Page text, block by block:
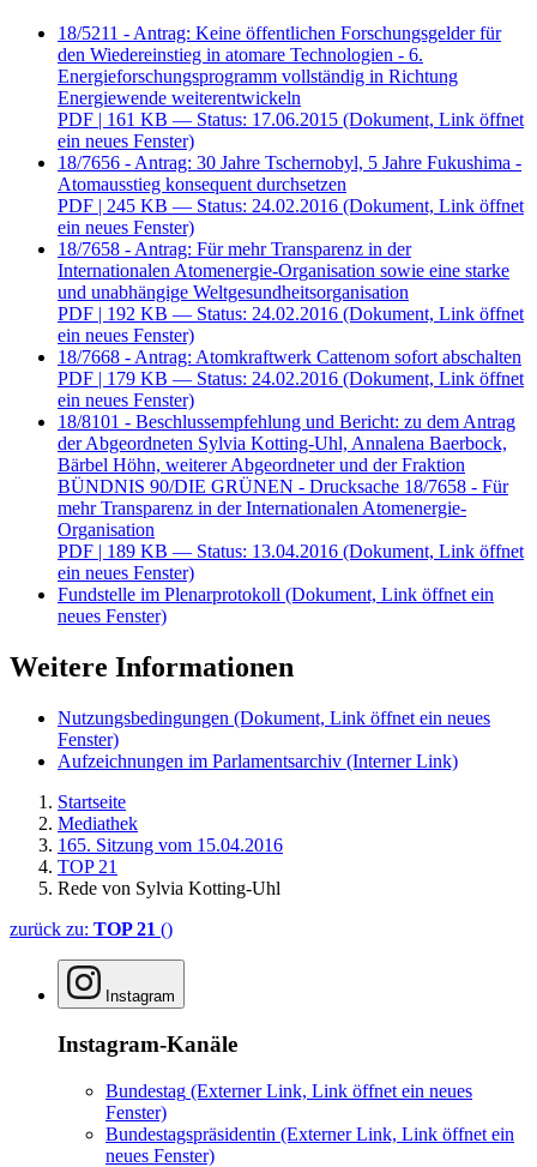
18/5211 - Antrag: Keine öffentlichen Forschungsgelder für
den Wiedereinstieg in atomare Technologien - 6.
Energieforschungsprogramm vollständig in Richtung
Energiewende weiterentwickeln
PDF | 161 KB — Status: 17.06.2015 (Dokument, Link öffnet
ein neues Fenster)
18/7656 - Antrag: 30 Jahre Tschernobyl, 5 Jahre Fukushima -
Atomausstieg konsequent durchsetzen
PDF | 245 KB — Status: 24.02.2016 (Dokument, Link öffnet
ein neues Fenster)
18/7658 - Antrag: Für mehr Transparenz in der
Internationalen Atomenergie-Organisation sowie eine starke
und unabhängige Weltgesundheitsorganisation
PDF | 192 KB — Status: 24.02.2016 (Dokument, Link öffnet
ein neues Fenster)
18/7668 - Antrag: Atomkraftwerk Cattenom sofort abschalten
PDF | 179 KB — Status: 24.02.2016 (Dokument, Link öffnet
ein neues Fenster)
18/8101 - Beschlussempfehlung und Bericht: zu dem Antrag
der Abgeordneten Sylvia Kotting-Uhl, Annalena Baerbock,
Bärbel Höhn, weiterer Abgeordneter und der Fraktion
BÜNDNIS 90/DIE GRÜNEN - Drucksache 18/7658 - Für
mehr Transparenz in der Internationalen Atomenergie-
Organisation
PDF | 189 KB — Status: 13.04.2016 (Dokument, Link öffnet
ein neues Fenster)
Fundstelle im Plenarprotokoll (Dokument, Link öffnet ein
neues Fenster)
Weitere Informationen
Nutzungsbedingungen (Dokument, Link öffnet ein neues
Fenster)
Aufzeichnungen im Parlamentsarchiv (Interner Link)
Startseite
Mediathek
165. Sitzung vom 15.04.2016
TOP 21
Rede von Sylvia Kotting-Uhl
zurück zu: TOP 21 ()
Instagram
Instagram-Kanäle
Bundestag (Externer Link, Link öffnet ein neues
Fenster)
Bundestagspräsidentin (Externer Link, Link öffnet ein
neues Fenster)